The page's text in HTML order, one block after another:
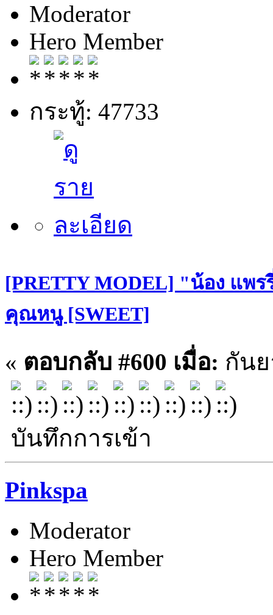
Moderator
Hero Member
กระทู้: 47733
[PRETTY MODEL] "น้อง แพ
คุณหนู [SWEET]
« ตอบกลับ #600 เมื่อ: กันย
บันทึกการเข้า
Pinkspa
Moderator
Hero Member